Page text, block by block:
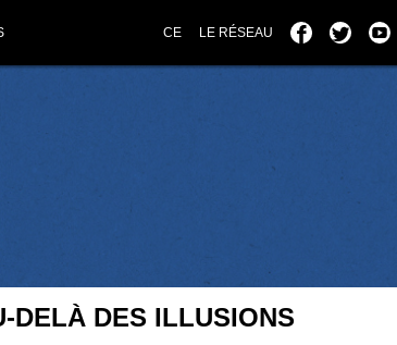
CE LE RÉSEAU
DELÀ DES ILLUSIONS